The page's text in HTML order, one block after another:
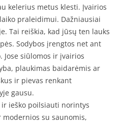
kelerius metus klesti. Įvairios
praleidimui. Dažniausiai
Tai reiškia, kad jūsų ten lauks
Sodybos įrengtos net ant
siūlomos ir įvairios
plaukimas baidarėmis ar
ir pievas renkant
gausu.
ieško poilsiauti norintys
su saunomis,